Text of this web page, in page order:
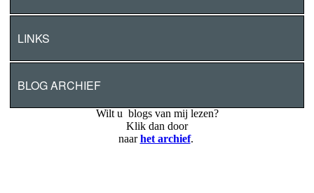
LINKS
BLOG ARCHIEF
Wilt u blogs van mij lezen?
Klik dan door
naarhet archief.